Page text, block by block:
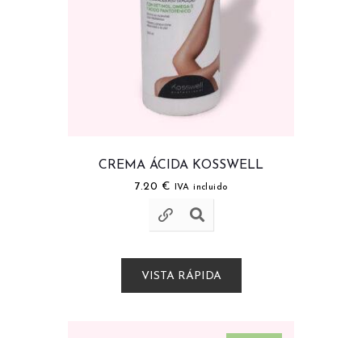
CREMA ÁCIDA KOSSWELL
7.20 € IVA incluido
VISTA RÁPIDA